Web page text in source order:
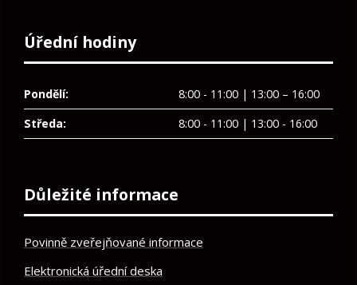
Úřední hodiny
Pondělí:
8:00 - 11:00 | 13:00 – 16:00
Středa:
8:00 - 11:00 | 13:00 - 16:00
Důležité informace
Povinně zveřejňované informace
Elektronická úřední deska